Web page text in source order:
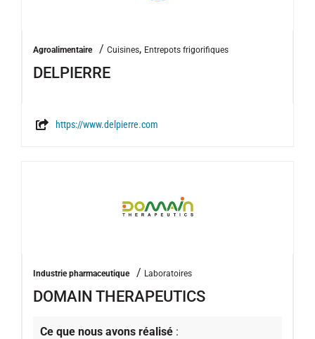
Agroalimentaire / Cuisines, Entrepots frigorifiques
DELPIERRE
https://www.delpierre.com
Industrie pharmaceutique / Laboratoires
DOMAIN THERAPEUTICS
Ce que nous avons réalisé :